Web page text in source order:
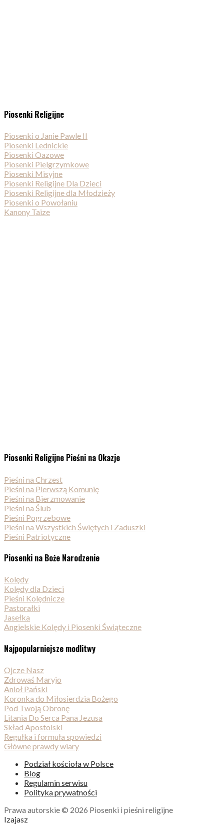
Piosenki Religijne
Piosenki o Janie Pawle II
Piosenki Lednickie
Piosenki Oazowe
Piosenki Pielgrzymkowe
Piosenki Misyjne
Piosenki Religijne Dla Dzieci
Piosenki Religijne dla Młodzieży
Piosenki o Powołaniu
Kanony Taize
Piosenki Religijne Pieśni na Okazje
Pieśni na Chrzest
Pieśni na Pierwszą Komunię
Pieśni na Bierzmowanie
Pieśni na Ślub
Pieśni Pogrzebowe
Pieśni na Wszystkich Świętych i Zaduszki
Pieśni Patriotyczne
Piosenki na Boże Narodzenie
Kolędy
Kolędy dla Dzieci
Pieśni Kolędnicze
Pastorałki
Jasełka
Angielskie Kolędy i Piosenki Świąteczne
Najpopularniejsze modlitwy
Ojcze Nasz
Zdrowaś Maryjo
Anioł Pański
Koronka do Miłosierdzia Bożego
Pod Twoją Obronę
Litania Do Serca Pana Jezusa
Skład Apostolski
Regułka i formuła spowiedzi
Główne prawdy wiary
Podział kościoła w Polsce
Blog
Regulamin serwisu
Polityka prywatności
Prawa autorskie © 2026 Piosenki i pieśni religijne
Izajasz